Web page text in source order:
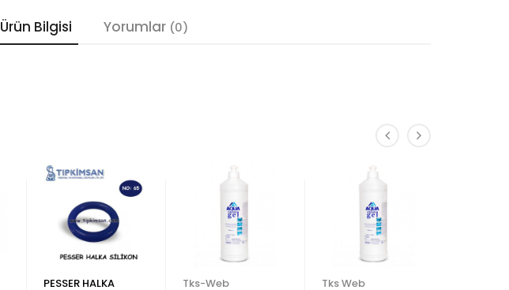
Ürün Bilgisi Yorumlar (0)
PESSER HALKA
Tks-Web
Tks Web